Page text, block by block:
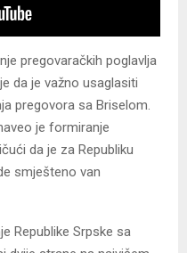
pregovaračkih poglavlja
da je važno usaglasiti
pregovora sa Briselom.
je formiranje
da je za Republiku
smješteno van
Republike Srpske sa